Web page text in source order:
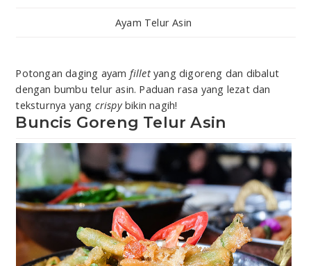
Ayam Telur Asin
Potongan daging ayam filletyang digoreng dan dibalut
dengan bumbu telur asin. Paduan rasa yang lezat dan
teksturnya yang crispybikin nagih!
Buncis Goreng Telur Asin